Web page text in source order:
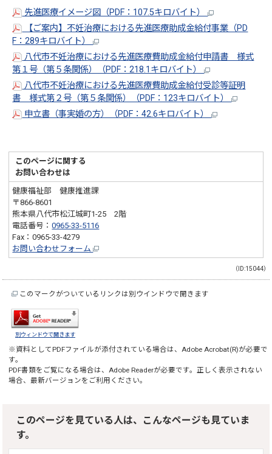
先進医療イメージ図（PDF：107.5キロバイト）
【ご案内】不妊治療における先進医療助成金給付事業（PD
F：289キロバイト）
八代市不妊治療における先進医療費助成金給付申請書 様式
第１号（第５条関係）（PDF：218.1キロバイト）
八代市不妊治療における先進医療費助成金給付受診等証明
書 様式第２号（第５条関係）（PDF：123キロバイト）
申立書（事実婚の方）（PDF：42.6キロバイト）
このページに関する
お問い合わせは
健康福祉部 健康推進課
〒866-8601
熊本県八代市松江城町1-25 2階
電話番号：0965-33-5116
Fax：0965-33-4279
お問い合わせフォーム
（ID:15044）
このマークがついているリンクは別ウインドウで開きます
別ウィンドウで開きます
※資料としてPDFファイルが添付されている場合は、Adobe Acrobat(R)が必要で
す。
PDF書類をご覧になる場合は、Adobe Readerが必要です。正しく表示されない
場合、最新バージョンをご利用ください。
このページを見ている人は、こんなページも見ていま
す。